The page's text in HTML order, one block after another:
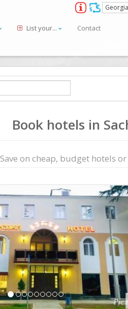
List your... Contact
Book hotels in
Save on сheap, budget hotels